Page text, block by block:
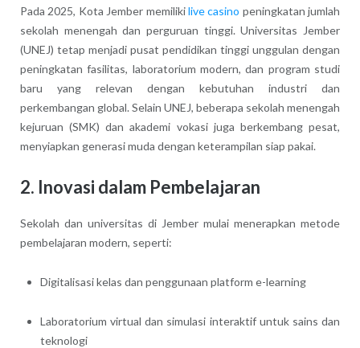
Pada 2025, Kota Jember memilikilive casino peningkatan jumlah
sekolah menengah dan perguruan tinggi. Universitas Jember
(UNEJ) tetap menjadi pusat pendidikan tinggi unggulan dengan
peningkatan fasilitas, laboratorium modern, dan program studi
baru yang relevan dengan kebutuhan industri dan
perkembangan global. Selain UNEJ, beberapa sekolah menengah
kejuruan (SMK) dan akademi vokasi juga berkembang pesat,
menyiapkan generasi muda dengan keterampilan siap pakai.
2. Inovasi dalam Pembelajaran
Sekolah dan universitas di Jember mulai menerapkan metode
pembelajaran modern, seperti:
Digitalisasi kelas dan penggunaan platform e-learning
Laboratorium virtual dan simulasi interaktif untuk sains dan
teknologi